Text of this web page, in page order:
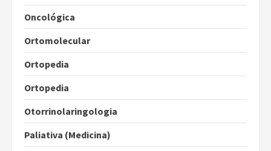
Oncológica
Ortomolecular
Ortopedia
Ortopedia
Otorrinolaringologia
Paliativa (Medicina)